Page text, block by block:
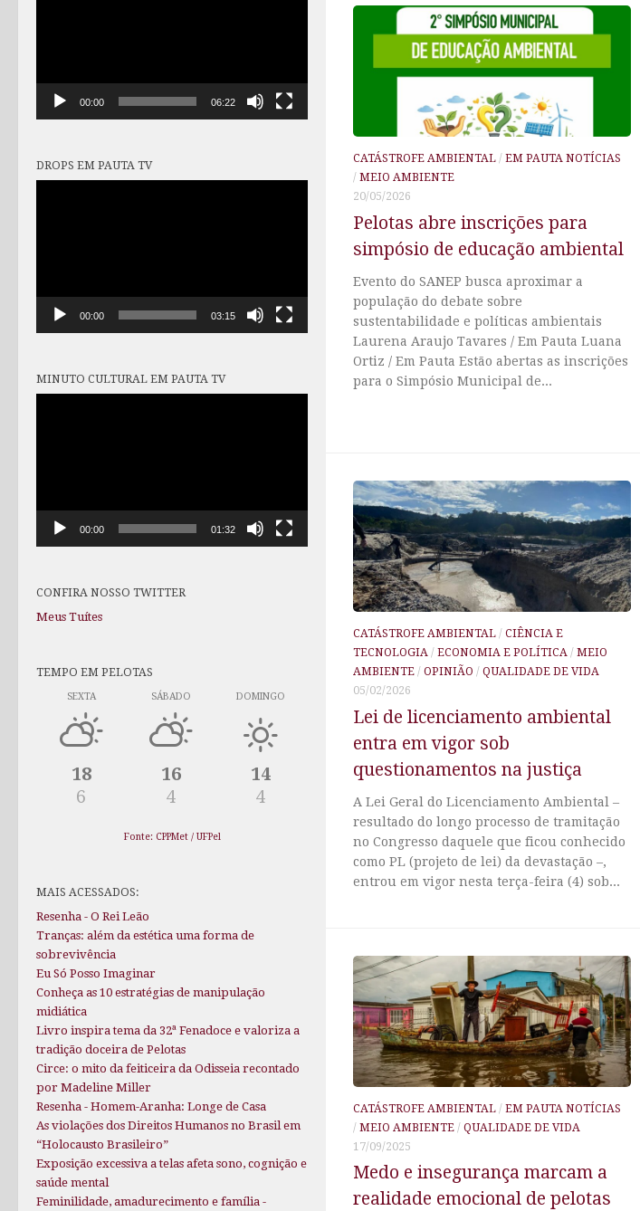
CATÁSTROFE AMBIENTAL / EM PAUTA NOTÍCIAS
/ MEIO AMBIENTE
20/05/2026
Pelotas abre inscrições para
simpósio de educação ambiental
Evento do SANEP busca aproximar a
população do debate sobre
sustentabilidade e políticas ambientais
Laurena Araujo Tavares / Em Pauta Luana
Ortiz / Em Pauta Estão abertas as inscrições
para o Simpósio Municipal de...
CATÁSTROFE AMBIENTAL / CIÊNCIA E
TECNOLOGIA / ECONOMIA E POLÍTICA / MEIO
AMBIENTE / OPINIÃO / QUALIDADE DE VIDA
05/02/2026
Lei de licenciamento ambiental
entra em vigor sob
questionamentos na justiça
A Lei Geral do Licenciamento Ambiental –
resultado do longo processo de tramitação
no Congresso daquele que ficou conhecido
como PL (projeto de lei) da devastação –,
entrou em vigor nesta terça-feira (4) sob...
CATÁSTROFE AMBIENTAL / EM PAUTA NOTÍCIAS
/ MEIO AMBIENTE / QUALIDADE DE VIDA
17/09/2025
Medo e insegurança marcam a
realidade emocional de pelotas
00:00 06:22
DROPS EM PAUTA TV
00:00 03:15
MINUTO CULTURAL EM PAUTA TV
00:00 01:32
CONFIRA NOSSO TWITTER
Meus Tuítes
TEMPO EM PELOTAS
SEXTA
18
6
SÁBADO
16
4
DOMINGO
14
4
Fonte: CPPMet / UFPel
MAIS ACESSADOS:
Resenha - O Rei Leão
Tranças: além da estética uma forma de
sobrevivência
Eu Só Posso Imaginar
Conheça as 10 estratégias de manipulação
midiática
Livro inspira tema da 32ª Fenadoce e valoriza a
tradição doceira de Pelotas
Circe: o mito da feiticeira da Odisseia recontado
por Madeline Miller
Resenha - Homem-Aranha: Longe de Casa
As violações dos Direitos Humanos no Brasil em
“Holocausto Brasileiro”
Exposição excessiva a telas afeta sono, cognição e
saúde mental
Feminilidade, amadurecimento e família -